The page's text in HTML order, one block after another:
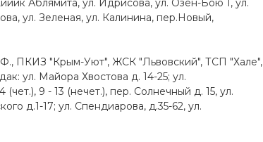
Аблямита, ул. Идрисова, ул. Озен-Бою 1, ул.
ул. Зеленая, ул. Калинина, пер.Новый,
ПКИЗ "Крым-Уют", ЖСК "Львовский", ТСП "Хале",
ул. Майора Хвостова д. 14-25; ул.
9 - 13 (нечет.), пер. Солнечный д. 15, ул.
д.1-17; ул. Спендиарова, д.35-62, ул.